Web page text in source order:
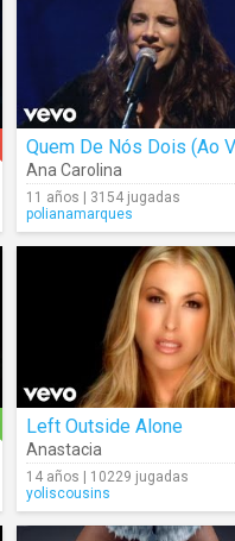
Quem De Nós Dois (Ao
Ana Carolina
11 años | 3154 jugadas
polianamarques
Left Outside Alone
Anastacia
14 años | 10229 jugadas
yoliscousins